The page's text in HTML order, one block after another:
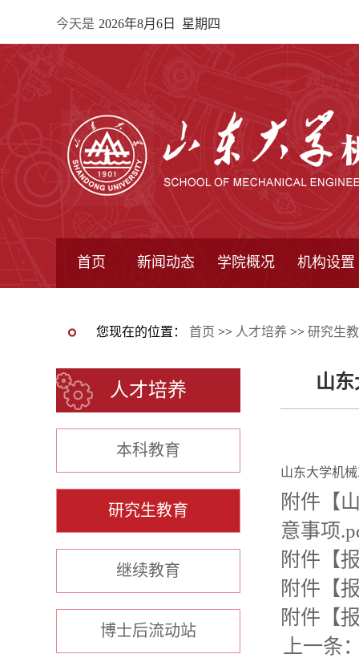
今天是 2026年8月6日 星期四
首页 新闻动态 学院概况 机构设置
您现在的位置： 首页 >> 人才培养 >> 研究生
人才培养
本科教育
研究生教育
继续教育
博士后流动站
山
山东大学机
附件【
意事项
附件【
附件【
附件【
上一条